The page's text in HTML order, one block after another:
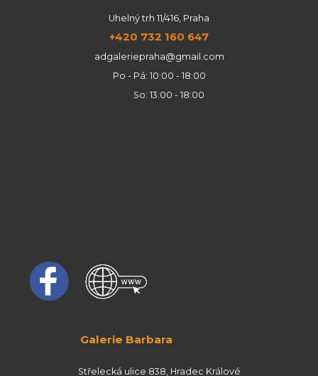
Uhelný trh 11/416, Praha
+420 732 160 647
adgaleriepraha@gmail.com
Po - Pá: 10:00 - 18:00
So: 13:00 - 18:00
Galerie Barbara
Střelecká ulice 838, Hradec Králové